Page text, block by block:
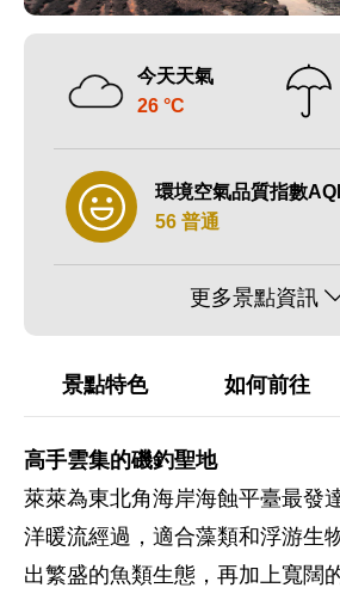
今天天氣
26 °C
環境空氣品質指數AQI
56 普通
更多景點資訊
景點特色 如何前往
高手雲集的磯釣聖地
萊萊為東北角海岸海蝕平臺最發
洋暖流經過，適合藻類和浮游生
出繁盛的魚類生態，再加上寬闊